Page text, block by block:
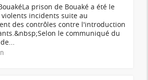
prison de Bouaké a été le
incidents suite au
des contrôles contre l'introduction
le communiqué du